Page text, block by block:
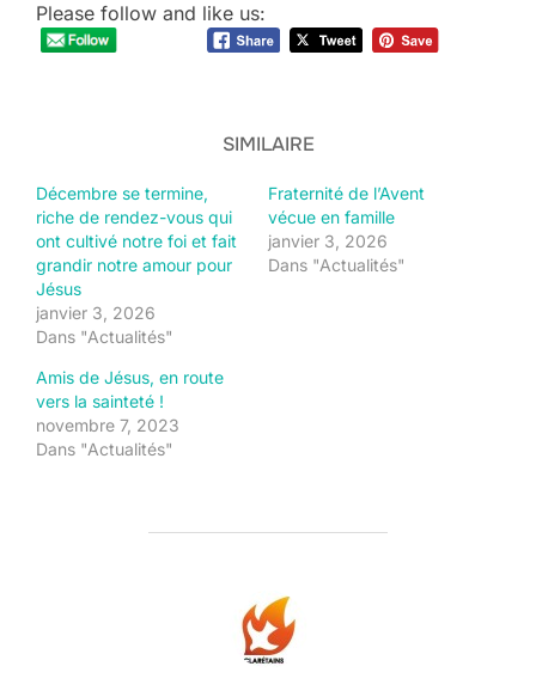
Please follow and like us:
SIMILAIRE
Décembre se termine,
riche de rendez-vous qui
ont cultivé notre foi et fait
grandir notre amour pour
Jésus
janvier 3, 2026
Dans "Actualités"
Fraternité de l’Avent
vécue en famille
janvier 3, 2026
Dans "Actualités"
Amis de Jésus, en route
vers la sainteté !
novembre 7, 2023
Dans "Actualités"
AUTEUR DE LA PUBLICATION